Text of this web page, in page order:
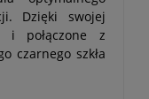
Dzięki swojej
i połączone z
czarnego szkła